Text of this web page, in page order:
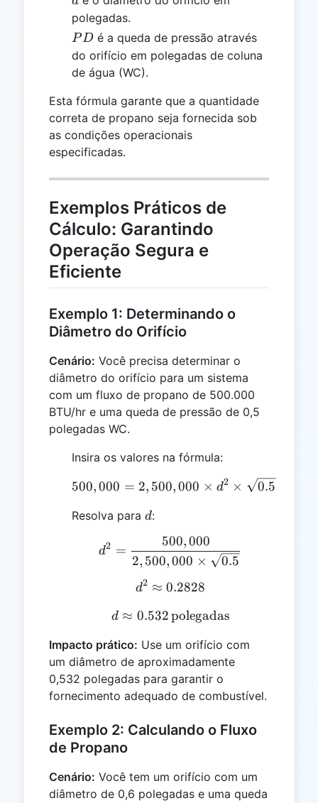
polegadas.
PD
PD é a queda de pressão através
do orifício em polegadas de coluna
de água (WC).
Esta fórmula garante que a quantidade
correta de propano seja fornecida sob
as condições operacionais
especificadas.
Exemplos Práticos de
Cálculo: Garantindo
Operação Segura e
Eficiente
Exemplo 1: Determinando o
Diâmetro do Orifício
Cenário: Você precisa determinar o
diâmetro do orifício para um sistema
com um fluxo de propano de 500.000
BTU/hr e uma queda de pressão de 0,5
polegadas WC.
Insira os valores na fórmula:
500,000 = 2,500,000
500,000 = 2, 500, 000 × d2 × 0.5
Resolva para d
d:
d^2 =
d2 =
2, 500,000 × 0.5
500,000
d^2 ≈ 0.2828
d2 ≈ 0.2828
d ≈ 0.532 \,
d ≈ 0.532polegadas
Impacto prático: Use um orifício com
um diâmetro de aproximadamente
0,532 polegadas para garantir o
fornecimento adequado de combustível.
Exemplo 2: Calculando o Fluxo
de Propano
Cenário: Você tem um orifício com um
diâmetro de 0,6 polegadas e uma queda